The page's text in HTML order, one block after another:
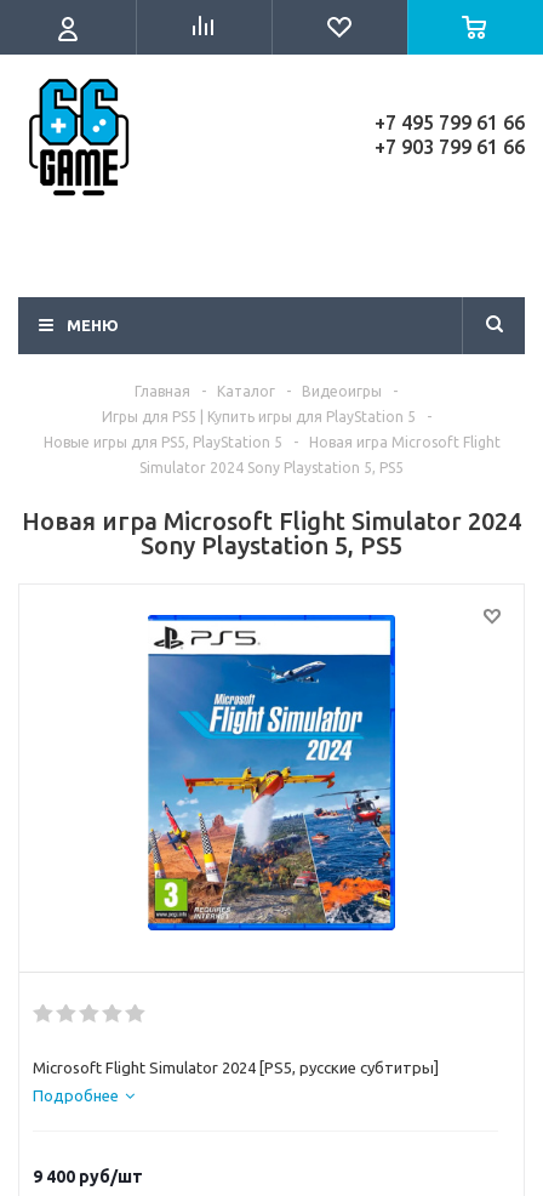
+7 495 799 61 66
+7 903 799 61 66
МЕНЮ
Главная - Каталог - Видеоигры
-
Игры для PS5 | Купить игры для PlayStation 5
-
Новые игры для PS5, PlayStation 5
-
Новая игра Microsoft Flight
Simulator 2024 Sony Playstation 5, PS5
Новая игра Microsoft Flight Simulator 2024
Sony Playstation 5, PS5
Microsoft Flight Simulator 2024 [PS5, русские субтитры]
Подробнее
9 400 руб/шт